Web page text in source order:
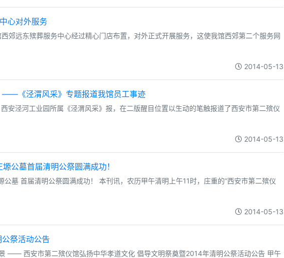
心对外服务
郊远东殡葬服务中心经过精心门店布置，对外正式开展服务，这使我馆西郊第二个服务网
2014-05-13
——《泾渭风采》专题报道我馆员工事迹
安泾河工业园所属《泾渭风采》报，在二版醒目位置以生动的笔触报道了西安市第二殡仪
2014-05-13
公墓首届清明公祭圆满成功！
公墓 首届清明公祭圆满成功！ 本刊讯，农历甲午清明上午11时，庄重的“西安市第二殡仪
2014-05-13
祭活动公告
—— 西安市第二殡仪馆弘扬中华孝道文化 倡导文明祭奠暨2014年清明公祭活动公告 甲午